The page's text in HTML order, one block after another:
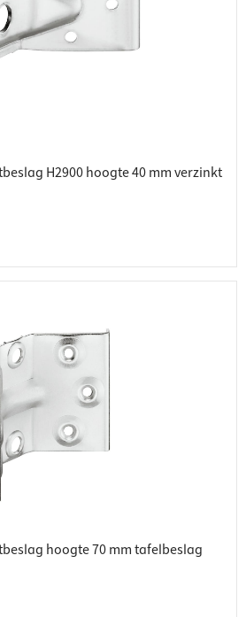
H2900 hoogte 40 mm verzinkt
hoogte 70 mm tafelbeslag